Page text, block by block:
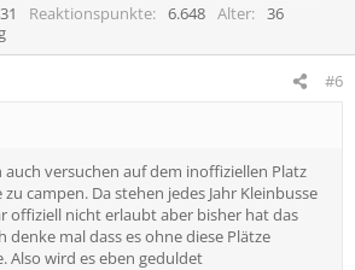
Reaktionspunkte 6.648 Alter
36
#6
versuchen auf dem inoffiziellen Platz
campen. Da stehen jedes Jahr Kleinbusse
offiziell nicht erlaubt aber bisher hat das
denke mal dass es ohne diese Plätze
Also wird es eben geduldet